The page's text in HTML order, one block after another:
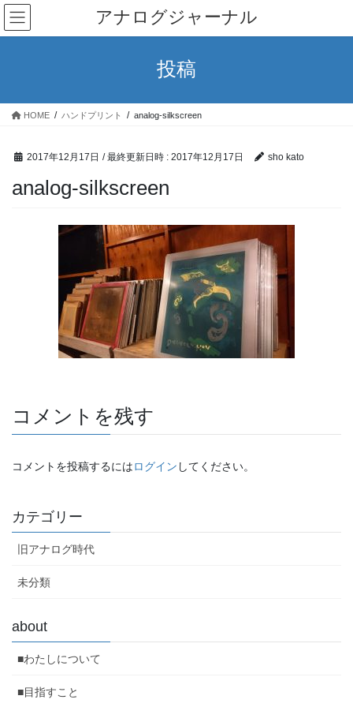
コ
ン
テ
ス
ナ
ビ
ゲ
ン
アナログジャーナル
投稿
HOME ハンドプリント analog-silkscreen
2017年12月17日 / 最終更新日時 : 2017年12月17日 sho kato
analog-silkscreen
コメントを残す
コメントを投稿するにはログイン してください。
カテゴリー
旧アナログ時代
未分類
about
■わたしについて
■目指すこと